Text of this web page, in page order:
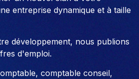
entreprise dynamique et à taille
développement, nous publions
d'emploi.
comptable conseil,